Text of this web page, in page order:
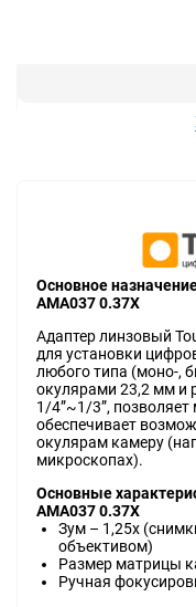
Основное
AMA037 0.37X
Адаптер линзовый
для установки
любого типа (моно-,
окулярами 23,2 мм и
1/4”~1/3”,
обеспечивает
окулярам камеру
микроскопах).
Основные
AMA037 0.37X
Зум – 1,25х
объективом)
Размер матрицы
Ручная